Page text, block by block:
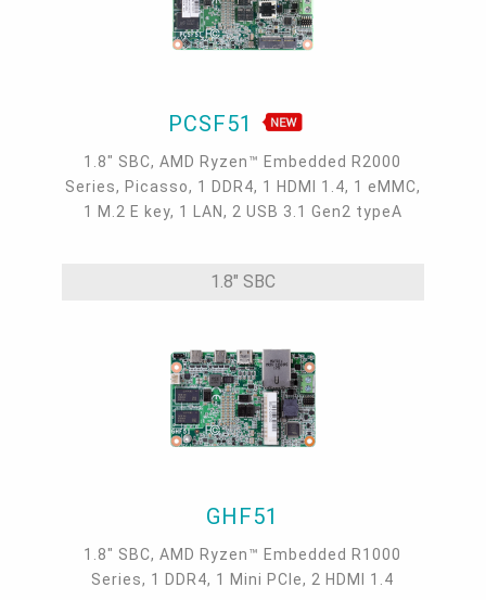
PCSF51
1.8" SBC, AMD Ryzen™ Embedded R2000
Series, Picasso, 1 DDR4, 1 HDMI 1.4, 1 eMMC,
1 M.2 E key, 1 LAN, 2 USB 3.1 Gen2 typeA
1.8" SBC
GHF51
1.8" SBC, AMD Ryzen™ Embedded R1000
Series, 1 DDR4, 1 Mini PCIe, 2 HDMI 1.4